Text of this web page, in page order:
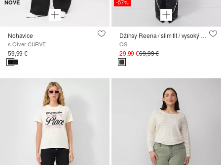
NOVÉ
Nohavice
s.Oliver CURVE
59,99 €
-57%
Džínsy Reena / slim fit / vysoký strih / rozšírené nohavice
QS
29,99 €69,99 €